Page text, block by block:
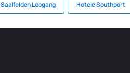
Leogang Hotele Southport